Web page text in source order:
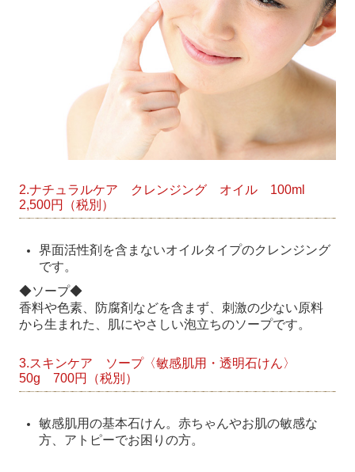
2.ナチュラルケア クレンジング オイル 100ml
2,500円（税別）
界面活性剤を含まないオイルタイプのクレンジング
です。
◆ソープ◆
香料や色素、防腐剤などを含まず、刺激の少ない原料
から生まれた、肌にやさしい泡立ちのソープです。
3.スキンケア ソープ〈敏感肌用・透明石けん〉
50g 700円（税別）
敏感肌用の基本石けん。赤ちゃんやお肌の敏感な
方、アトピーでお困りの方。